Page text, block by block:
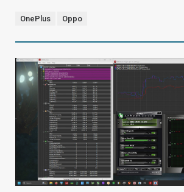
OnePlus Oppo